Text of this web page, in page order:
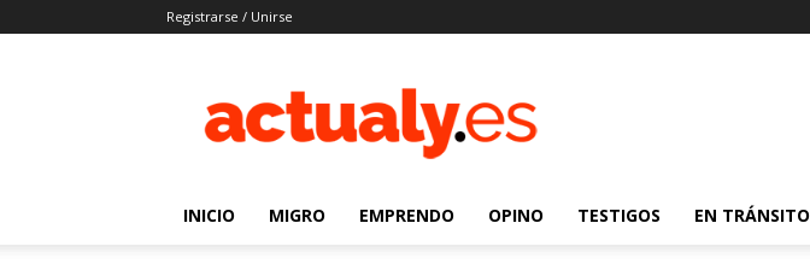
Registrarse / Unirse
|
Noticias
venezolanos
INICIO MIGRO EMPRENDO OPINO TESTIGOS EN TRÁNSITO